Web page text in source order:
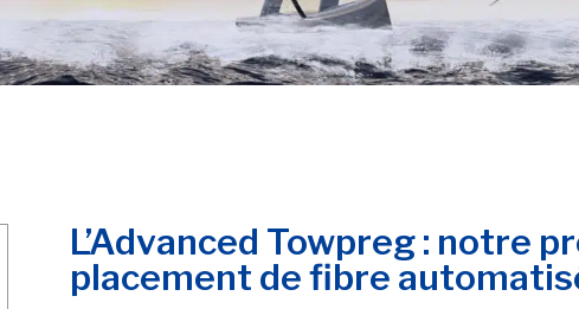
L’Advanced Towpreg : notre
placement de fibre